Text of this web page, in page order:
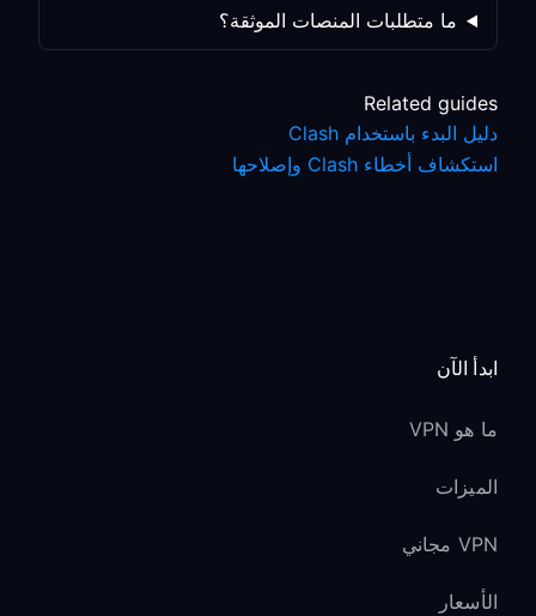
ما متطلبات المنصات الموثقة؟
Related guides
دليل البدء باستخدام Clash
استكشاف أخطاء Clash وإصلاحها
ابدأ الآن
ما هو VPN
الميزات
VPN مجاني
الأسعار